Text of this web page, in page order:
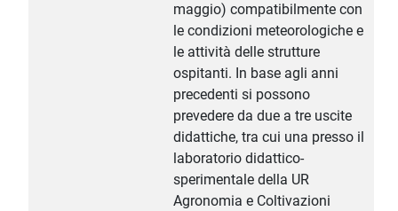
maggio) compatibilmente con
le condizioni meteorologiche e
le attività delle strutture
ospitanti. In base agli anni
precedenti si possono
prevedere da due a tre uscite
didattiche, tra cui una presso il
laboratorio didattico-
sperimentale della UR
Agronomia e Coltivazioni